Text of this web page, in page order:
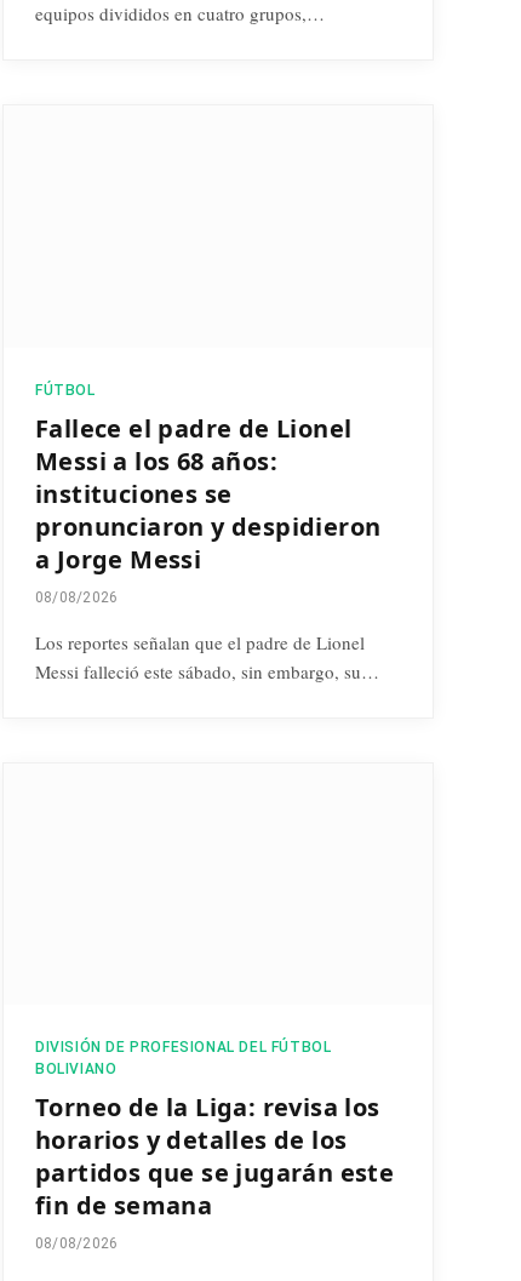
equipos divididos en cuatro grupos,…
FÚTBOL
Fallece el padre de Lionel
Messi a los 68 años:
instituciones se
pronunciaron y despidieron
a Jorge Messi
08/08/2026
Los reportes señalan que el padre de Lionel
Messi falleció este sábado, sin embargo, su…
DIVISIÓN DE PROFESIONAL DEL FÚTBOL
BOLIVIANO
Torneo de la Liga: revisa los
horarios y detalles de los
partidos que se jugarán este
fin de semana
08/08/2026